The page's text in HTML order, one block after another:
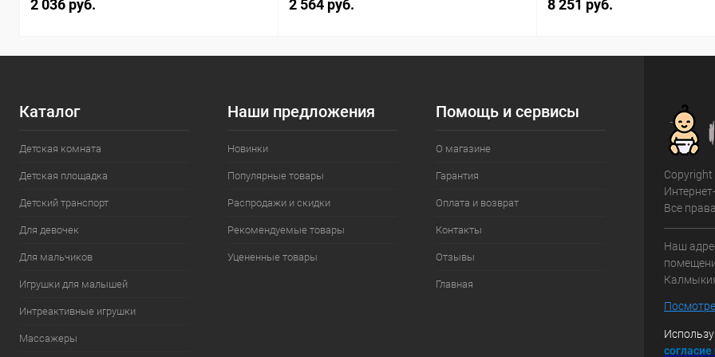
2 036 руб. 2 564 руб. 8 251 руб.
Каталог
Детская комната
Детская площадка
Детский транспорт
Для девочек
Для мальчиков
Игрушки для малышей
Интреактивные игрушки
Массажеры
Наши предложения
Новинки
Популярные товары
Распродажи и скидки
Рекомендуемые товары
Уцененные товары
Помощь и сервисы
О магазине
Гарантия
Оплата и возврат
Контакты
Отзывы
Главная
Все
Наш
согласие